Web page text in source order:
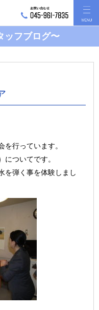
ッフブログ〜
を行っています。
についてです。
を弾く事を体験しまし